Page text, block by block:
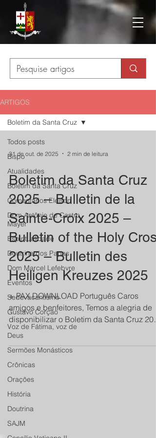
ARTIGOS
Todos posts
Bispo
Atualidades
Boletim da Santa Cruz
Comentários Eleison
Dom Antônio de Castro
Mayer
Espiritualidade
Doutrina dos Papas
Dom Marcel Lefebvre
Eventos
Sedevacantismo
Gustavo Corção
Voz de Fátima, voz de
Deus
Sermões Monásticos
Crônicas
Orações
História
Doutrina
SAJM
Boletim da Santa Cruz
31 de out. de 2025 2 min de leitura
Boletim da Santa Cruz
2025 – Bulletin de la
Sainte-Croix 2025 –
Bulletin of the Holy Cross
2025 – Bulletin des
Heiligen Kreuzes 2025
+ PAX DOWNLOAD Português Caros
amigos e benfeitores, Temos a alegria de
disponibilizar o Boletim da Santa Cruz
(PDF ANEXO), com suas versões em
grande atraso no envio deste ano.
Enfrentamos algumas dificuldades com as
traduções, além de outros imprevistos que
contribuíram para o atraso. Agradecemos,
apoio. Mosteiro da Santa Cruz - Nova
Friburgo/RJ - Brasil Para ajudar-nos: Pix: